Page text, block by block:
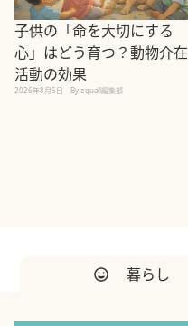
子供の「命を大切にする
心」はどう育つ？動物介在
活動の効果
2026年8月5日 By equall編集部
暮らし